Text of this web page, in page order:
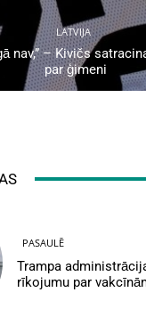
LATVIJA
nav,” – Kivičs
par ģimeni
PASAULĒ
Trampa
rīkojumu par